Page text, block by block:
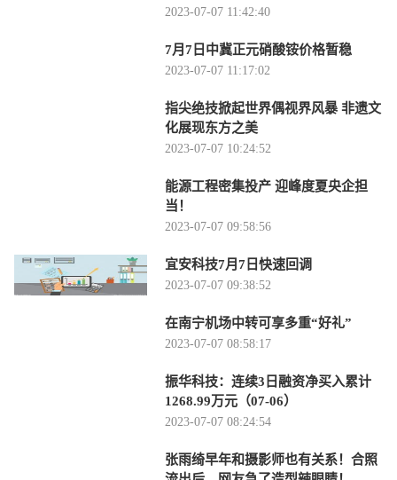
2023-07-07 11:42:40
7月7日中冀正元硝酸铵价格暂稳
2023-07-07 11:17:02
指尖绝技掀起世界偶视界风暴 非遗文
化展现东方之美
2023-07-07 10:24:52
能源工程密集投产 迎峰度夏央企担
当！
2023-07-07 09:58:56
宜安科技7月7日快速回调
2023-07-07 09:38:52
在南宁机场中转可享多重“好礼”
2023-07-07 08:58:17
振华科技：连续3日融资净买入累计
1268.99万元（07-06）
2023-07-07 08:24:54
张雨绮早年和摄影师也有关系！合照